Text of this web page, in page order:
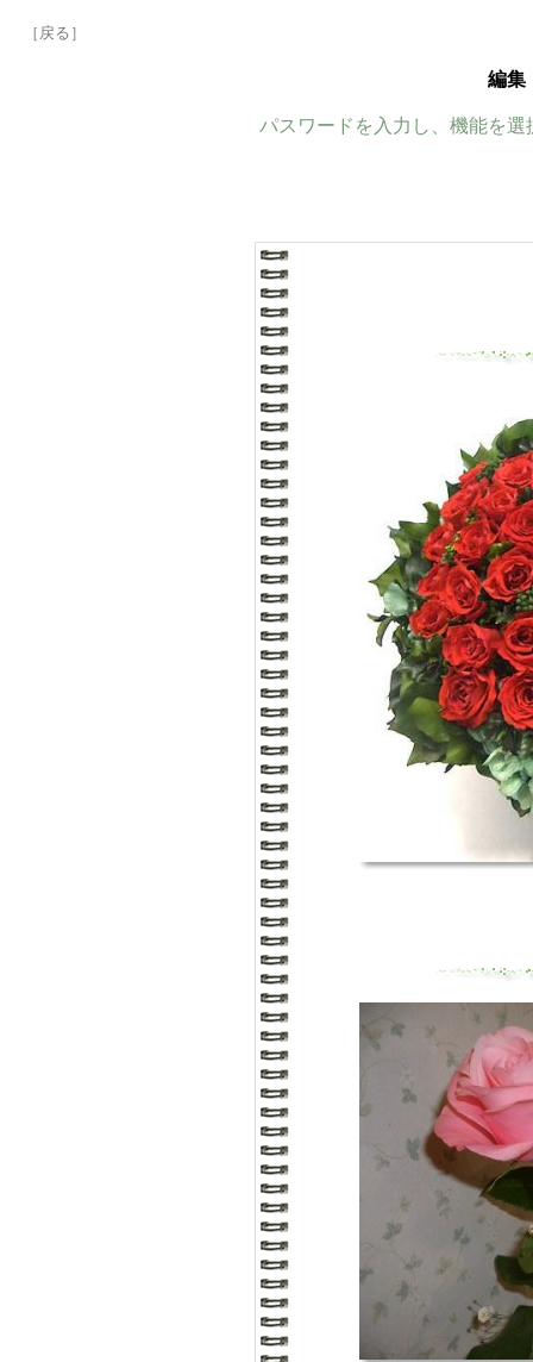
［戻る］
編集
パスワードを入力し、機能を